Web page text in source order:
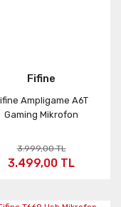
Fifine
Ampligame A6T
Gaming Mikrofon
3.999,00 TL
3.499,00 TL